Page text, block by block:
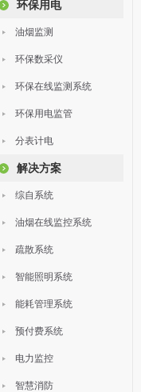
环保用电
油烟监测
环保数采仪
环保在线监测系统
环保用电监管
分表计电
解决方案
综自系统
油烟在线监控系统
疏散系统
智能照明系统
能耗管理系统
预付费系统
电力监控
智慧消防